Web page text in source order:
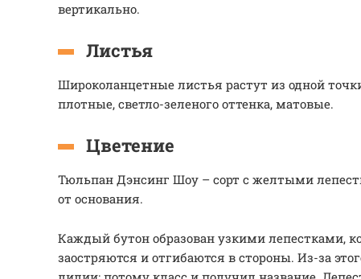
вертикально.
Листья
Широколанцетные листья растут из одной
плотные, светло-зеленого оттенка, матовые.
Цветение
Тюльпан Дэнсинг Шоу – сорт с желтыми
от основания.
Каждый бутон образован узкими лепестками,
заостряются и отгибаются в стороны. Из-за